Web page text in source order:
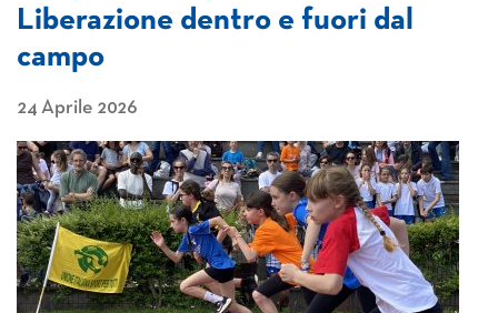
Liberazione dentro e fuori dal
campo
24 Aprile 2026